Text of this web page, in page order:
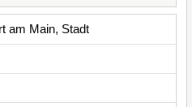
am Main, Stadt